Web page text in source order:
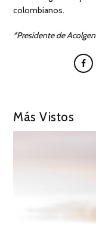
colombianos.
*Presidente de Acolgen
Más Vistos